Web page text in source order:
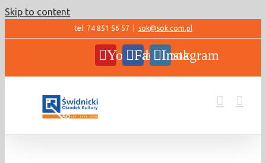
Skip to content
tel: 74 851 56 57 sok@sok.com.pl
YouTubeFacebookInstagram